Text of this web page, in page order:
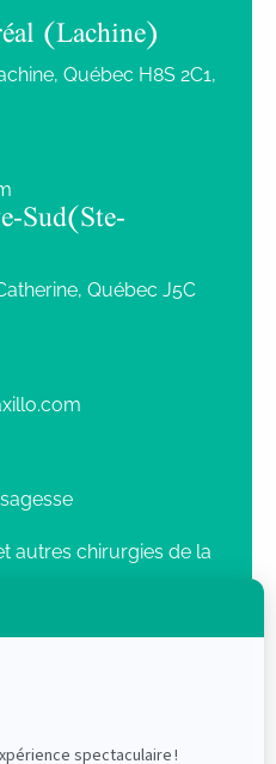
(Lachine)
Québec H8S 2C1,
Sud (Ste-
Québec J5C
autres chirurgies de la